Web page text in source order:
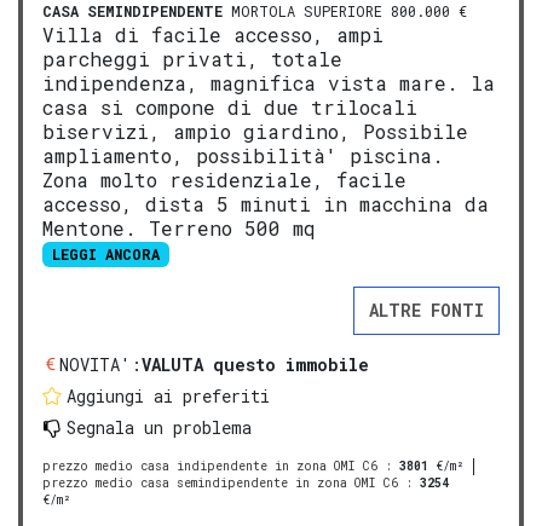
CASA SEMINDIPENDENTE MORTOLA SUPERIORE 800.000 €
Villa di facile accesso, ampi
parcheggi privati, totale
indipendenza, magnifica vista mare. la
casa si compone di due trilocali
biservizi, ampio giardino, Possibile
ampliamento, possibilità' piscina.
Zona molto residenziale, facile
accesso, dista 5 minuti in macchina da
Mentone. Terreno 500 mq
LEGGI ANCORA
ALTRE FONTI
NOVITA':VALUTA questo immobile
Aggiungi ai preferiti
Segnala un problema
prezzo medio casa indipendente in zona OMI C6 : 3801
€/m²
prezzo medio casa semindipendente in zona OMI C6 : 3254
€/m²